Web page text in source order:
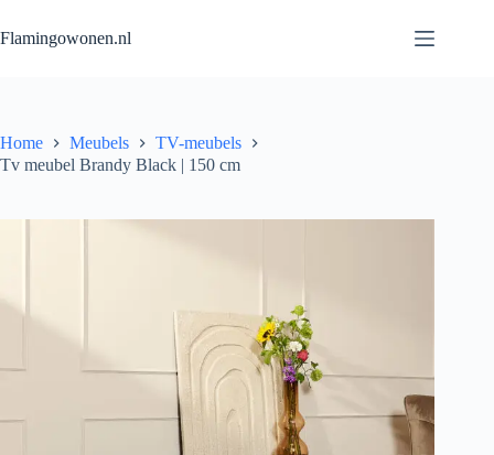
Flamingowonen.nl
Home Meubels
TV-meubels
Tv meubel Brandy Black | 150 cm